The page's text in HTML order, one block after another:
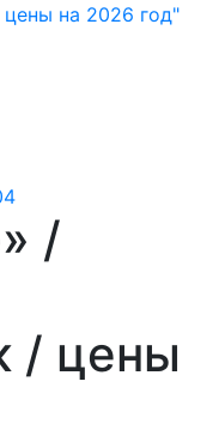
на 2026 год"
/
/ цены